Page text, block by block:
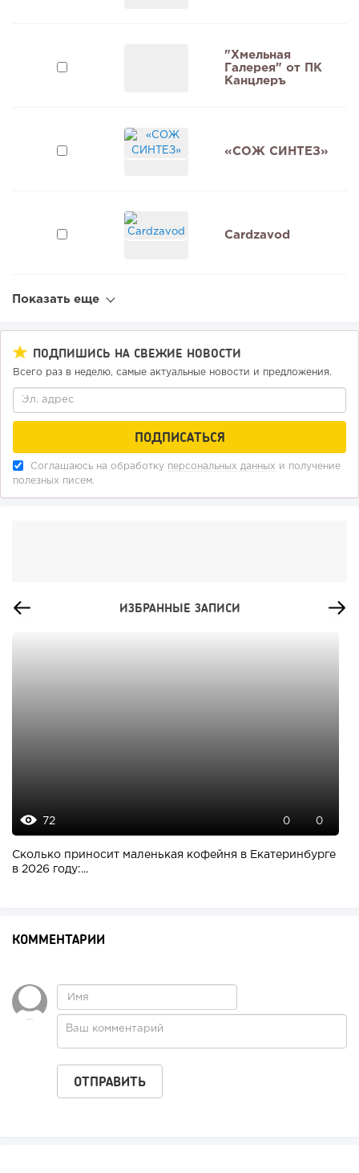
"Хмельная
Галерея" от ПК
Канцлеръ
«СОЖ СИНТЕЗ»
Cardzavod
Показать еще
ПОДПИШИСЬ НА СВЕЖИЕ НОВОСТИ
Всего раз в неделю, самые актуальные новости и предложения.
Соглашаюсь на обработку персональных данных и получение
полезных писем.
ИЗБРАННЫЕ ЗАПИСИ
72 0 0
Сколько приносит маленькая кофейня в Екатеринбурге
в 2026 году:...
КОММЕНТАРИИ